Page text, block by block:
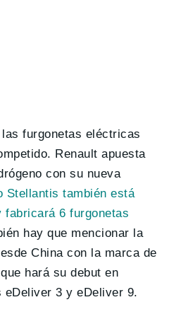
furgonetas eléctricas
Renault apuesta
con su nueva
Stellantis también está
fabricará 6 furgonetas
hay que mencionar la
China con la marca de
hará su debut en
eDeliver 3 y eDeliver 9.